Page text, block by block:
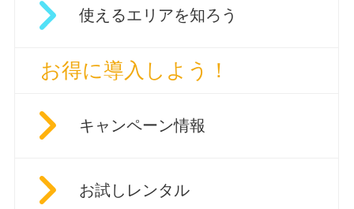
使えるエリアを知ろう
お得に導入しよう！
キャンペーン情報
お試しレンタル